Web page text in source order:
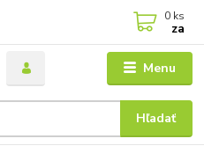
Menu
Hľadať
0 ks
za